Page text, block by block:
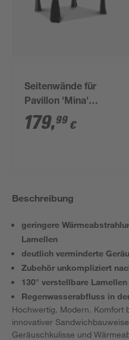
Seitenwände für
Pavillon 'Mina'
schwarz 4er-Set
179,99 €
Beschreibung
geringere
Lamellen
deutlich verminderte
Zubehör unkompliziert
130° verstellbare
Regenwasserabfluss in
Hochwertig. Modern. Komfort
innovativer
Geräuschkulisse und